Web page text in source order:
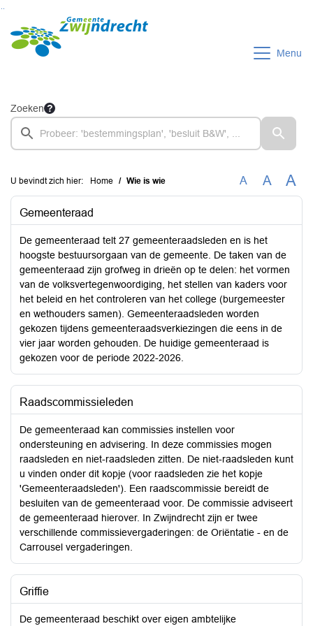
Ga naar de inhoud van deze pagina
Ga naar het zoeken
Ga naar het menu
Menu
Zoeken
U bevindt zich hier: Home Wie is wie A A A
Gemeenteraad
De gemeenteraad telt 27 gemeenteraadsleden en is het
hoogste bestuursorgaan van de gemeente. De taken van de
gemeenteraad zijn grofweg in drieën op te delen: het vormen
van de volksvertegenwoordiging, het stellen van kaders voor
het beleid en het controleren van het college (burgemeester
en wethouders samen). Gemeenteraadsleden worden
gekozen tijdens gemeenteraadsverkiezingen die eens in de
vier jaar worden gehouden. De huidige gemeenteraad is
gekozen voor de periode 2022-2026.
Raadscommissieleden
De gemeenteraad kan commissies instellen voor
ondersteuning en advisering. In deze commissies mogen
raadsleden en niet-raadsleden zitten. De niet-raadsleden kunt
u vinden onder dit kopje (voor raadsleden zie het kopje
'Gemeenteraadsleden'). Een raadscommissie bereidt de
besluiten van de gemeenteraad voor. De commissie adviseert
de gemeenteraad hierover. In Zwijndrecht zijn er twee
verschillende commissievergaderingen: de Oriëntatie - en de
Carrousel vergaderingen.
Griffie
De gemeenteraad beschikt over eigen ambtelijke